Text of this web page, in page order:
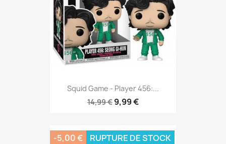
Squid Game - Player 456:...
14,99 € 9,99 €
-5,00 € RUPTURE DE STOCK